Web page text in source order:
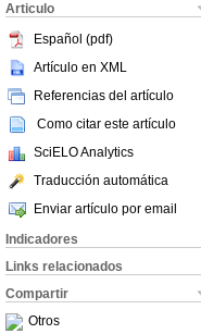
Articulo
Español (pdf)
Artículo en XML
Referencias del artículo
Como citar este artículo
SciELO Analytics
Traducción automática
Enviar artículo por email
Indicadores
Links relacionados
Compartir
Otros